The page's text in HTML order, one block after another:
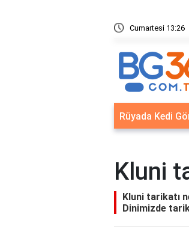
Cumartesi 13:26
Sistemleri: Akıllı Kilit ve Çelik Gövde Çözümleri
Rüyada Kedi
Kluni
Kluni tarikatı
Dinimizde